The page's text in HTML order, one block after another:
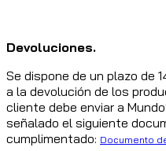
Devoluciones.
Se dispone de un plazo de
a la devolución de los
cliente debe enviar a
señalado el siguiente
cumplimentado: Documento